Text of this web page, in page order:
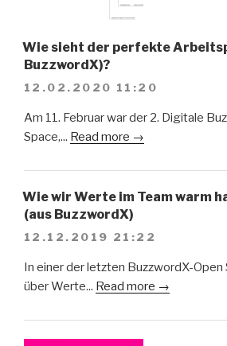
Wie sieht der perfekte
BuzzwordX)?
12.02.2020 11:20
Am 11. Februar war der 2. Digitale
Space,... Read more →
Wie wir Werte im Team warm
(aus BuzzwordX)
12.12.2019 21:22
In einer der letzten BuzzwordX-Open
über Werte... Read more →